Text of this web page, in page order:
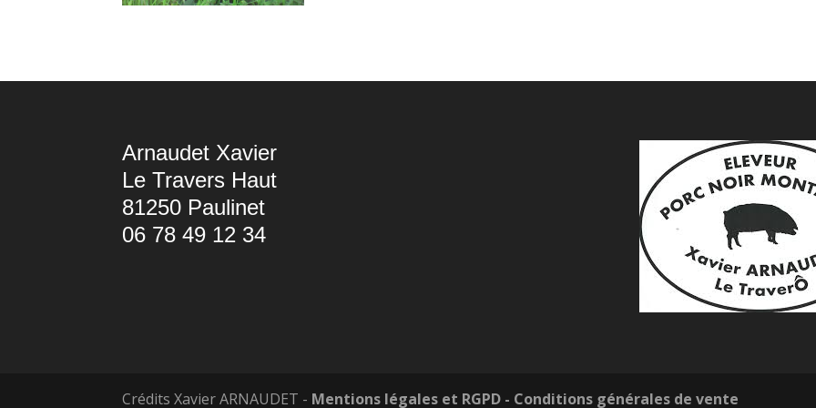
Arnaudet Xavier
Le Travers Haut
81250 Paulinet
06 78 49 12 34
Crédits Xavier ARNAUDET - Mentions légales et RGPD - Conditions générales de vente